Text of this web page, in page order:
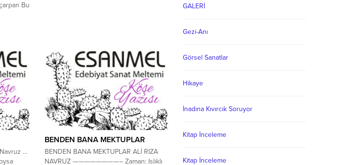
Bu
Navruz …
BENDEN BANA MEKTUPLAR
BENDEN BANA MEKTUPLAR ALİ RIZA
NAVRUZ ————————– Zaman: Islıklı
GALERİ
Gezi-Anı
Görsel Sanatlar
Hikaye
İnadına Kıvırcık Soruyor
Kitap İnceleme
Kitap İnceleme